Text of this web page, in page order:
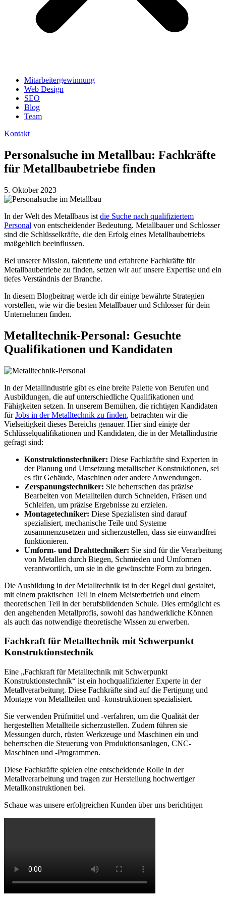
Mitarbeitergewinnung
Web Design
SEO
Blog
Team
Kontakt
Personalsuche im Metallbau: Fachkräfte
für Metallbaubetriebe finden
5. Oktober 2023
In der Welt des Metallbaus ist die Suche nach qualifiziertem
Personal von entscheidender Bedeutung. Metallbauer und Schlosser
sind die Schlüsselkräfte, die den Erfolg eines Metallbaubetriebs
maßgeblich beeinflussen.
Bei unserer Mission, talentierte und erfahrene Fachkräfte für
Metallbaubetriebe zu finden, setzen wir auf unsere Expertise und ein
tiefes Verständnis der Branche.
In diesem Blogbeitrag werde ich dir einige bewährte Strategien
vorstellen, wie wir die besten Metallbauer und Schlosser für dein
Unternehmen finden.
Metalltechnik-Personal: Gesuchte
Qualifikationen und Kandidaten
In der Metallindustrie gibt es eine breite Palette von Berufen und
Ausbildungen, die auf unterschiedliche Qualifikationen und
Fähigkeiten setzen. In unserem Bemühen, die richtigen Kandidaten
fürJobs in der Metalltechnik zu finden, betrachten wir die
Vielseitigkeit dieses Bereichs genauer. Hier sind einige der
Schlüsselqualifikationen und Kandidaten, die in der Metallindustrie
gefragt sind:
Konstruktionstechniker: Diese Fachkräfte sind Experten in
der Planung und Umsetzung metallischer Konstruktionen, sei
es für Gebäude, Maschinen oder andere Anwendungen.
Zerspanungstechniker: Sie beherrschen das präzise
Bearbeiten von Metallteilen durch Schneiden, Fräsen und
Schleifen, um präzise Ergebnisse zu erzielen.
Montagetechniker: Diese Spezialisten sind darauf
spezialisiert, mechanische Teile und Systeme
zusammenzusetzen und sicherzustellen, dass sie einwandfrei
funktionieren.
Umform- und Drahttechniker: Sie sind für die Verarbeitung
von Metallen durch Biegen, Schmieden und Umformen
verantwortlich, um sie in die gewünschte Form zu bringen.
Die Ausbildung in der Metalltechnik ist in der Regel dual gestaltet,
mit einem praktischen Teil in einem Meisterbetrieb und einem
theoretischen Teil in der berufsbildenden Schule. Dies ermöglicht es
den angehenden Metallprofis, sowohl das handwerkliche Können
als auch das notwendige theoretische Wissen zu erwerben.
Fachkraft für Metalltechnik mit Schwerpunkt
Konstruktionstechnik
Eine „Fachkraft für Metalltechnik mit Schwerpunkt
Konstruktionstechnik“ ist ein hochqualifizierter Experte in der
Metallverarbeitung. Diese Fachkräfte sind auf die Fertigung und
Montage von Metallteilen und -konstruktionen spezialisiert.
Sie verwenden Prüfmittel und -verfahren, um die Qualität der
hergestellten Metallteile sicherzustellen. Zudem führen sie
Messungen durch, rüsten Werkzeuge und Maschinen ein und
beherrschen die Steuerung von Produktionsanlagen, CNC-
Maschinen und -Programmen.
Diese Fachkräfte spielen eine entscheidende Rolle in der
Metallverarbeitung und tragen zur Herstellung hochwertiger
Metallkonstruktionen bei.
Schaue was unsere erfolgreichen Kunden über uns berichtigen